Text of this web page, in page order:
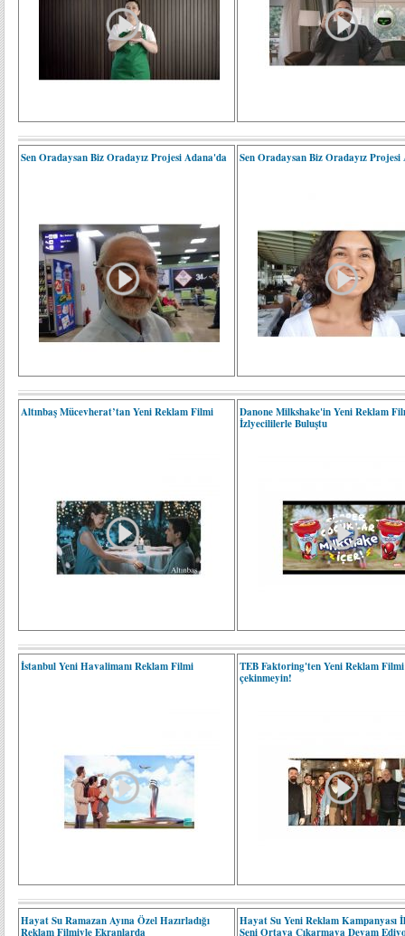
Sen Oradaysan Biz Oradayız Projesi Adana'da Sen Oradaysan Biz Oradayız Projesi
Altınbaş Mücevherat’tan Yeni Reklam Filmi
Danone Milkshake'in Yeni Reklam
İzlyecililerle Buluştu
İstanbul Yeni Havalimanı Reklam Filmi
TEB Faktoring'ten Yeni Reklam
çekinmeyin!
Hayat Su Ramazan Ayına Özel Hazırladığı
Reklam Filmiyle Ekranlarda
Hayat Su Yeni Reklam Kampanyası
Seni Ortaya Çıkarmaya Devam